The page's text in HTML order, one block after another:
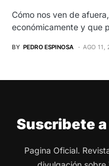
Cómo nos ven de
económicamente y que
BY PEDRO ESPINOSA AGO 11,
Suscribete
Pagina Oficial.